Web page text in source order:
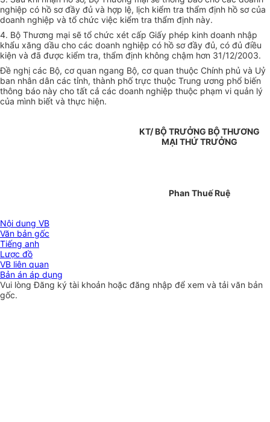
nghiệp có hồ sơ đầy đủ và hợp lệ, lịch kiểm tra thẩm định hồ sơ của
doanh nghiệp và tổ chức việc kiểm tra thẩm định này.
4. Bộ Thương mại sẽ tổ chức xét cấp Giấy phép kinh doanh nhập
khẩu xăng dầu cho các doanh nghiệp có hồ sơ đầy đủ, có đủ điều
kiện và đã được kiểm tra, thẩm định không chậm hơn 31/12/2003.
Đề nghị các Bộ, cơ quan ngang Bộ, cơ quan thuộc Chính phủ và Uỷ
ban nhân dân các tỉnh, thành phố trực thuộc Trung ương phổ biến
thông báo này cho tất cả các doanh nghiệp thuộc phạm vi quản lý
của mình biết và thực hiện.
KT/ BỘ TRƯỞNG BỘ THƯƠNG
MẠI THỨ TRƯỞNG
Phan Thuế Ruệ
Nội dung VB
Văn bản gốc
Tiếng anh
Lược đồ
VB liên quan
Bản án áp dụng
Vui lòngĐăng ký tài khoản hoặc đăng nhập để xem và tải văn bản
gốc.